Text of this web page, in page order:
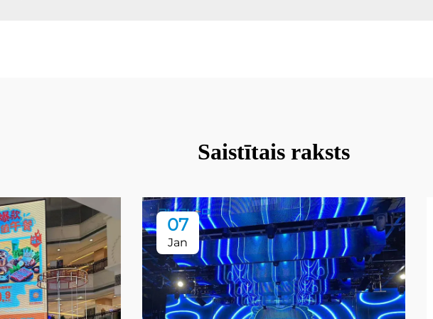
Saistītais raksts
07
Jan